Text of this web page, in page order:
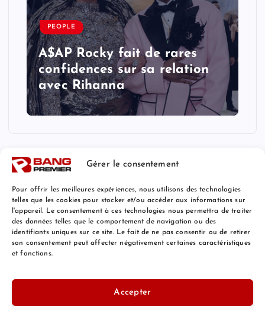
Gérer le consentement
Pour offrir les meilleures expériences, nous utilisons des technologies
telles que les cookies pour stocker et/ou accéder aux informations sur
l'appareil. Le consentement à ces technologies nous permettra de traiter
des données telles que le comportement de navigation ou des
identifiants uniques sur ce site. Le fait de ne pas consentir ou de retirer
son consentement peut affecter négativement certaines caractéristiques
et fonctions.
Accepter
PEOPLE
A$AP Rocky fait de rares
confidences sur sa relation
avec Rihanna
Mentions Légales